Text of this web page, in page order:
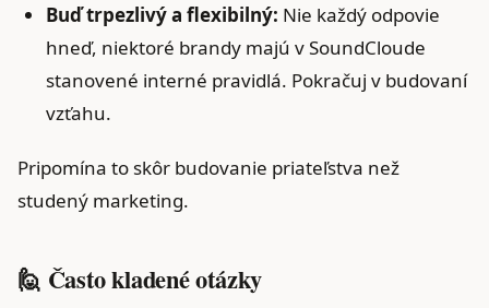
Buď trpezlivý a flexibilný: Nie každý odpovie
hneď, niektoré brandy majú v SoundCloude
stanovené interné pravidlá. Pokračuj v budovaní
vzťahu.
Pripomína to skôr budovanie priateľstva než
studený marketing.
🙋 Často kladené otázky